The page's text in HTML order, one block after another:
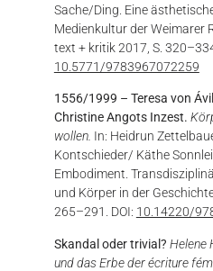
Sache/Ding. Eine
Medienkultur der Weimarer
text + kritik 2017, S.
10.5771/9783967072259
1556/1999 – Teresa von
Christine Angots Inzest.
wollen. In: Heidrun
Kontschieder/ Käthe
Embodiment.
und Körper in der
265–291. DOI: 10.14220/
Skandal oder trivial? Helene
und das Erbe der écriture